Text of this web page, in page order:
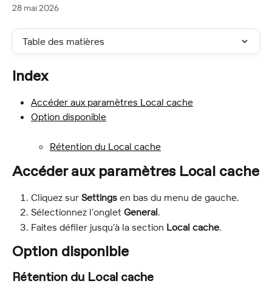
28 mai 2026
Table des matières
Index
Accéder aux paramètres Local cache
Option disponible
Rétention du Local cache
Accéder aux paramètres Local cache
Cliquez sur Settings en bas du menu de gauche.
Sélectionnez l’onglet General.
Faites défiler jusqu’à la section Local cache.
Option disponible
Rétention du Local cache